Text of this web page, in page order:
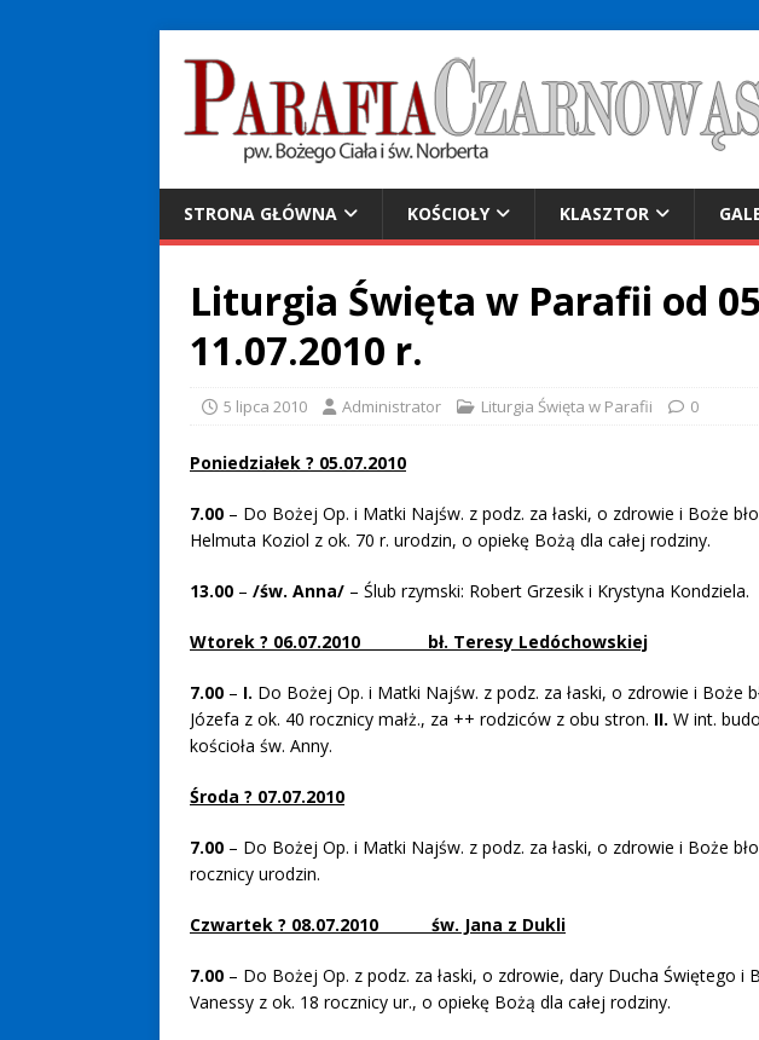
STRONA GŁÓWNA KOŚCIOŁY KLASZTOR
Liturgia Święta w Parafii od
11.07.2010 r.
5 lipca 2010 Administrator Liturgia Święta w Parafii 0
Poniedziałek ? 05.07.2010
7.00 – Do Bożej Op. i Matki Najśw. z podz. za łaski, o zdrowie i Boże
Helmuta Koziol z ok. 70 r. urodzin, o opiekę Bożą dla całej rodziny.
13.00 – /św. Anna/ – Ślub rzymski: Robert Grzesik i Krystyna Kondziela.
Wtorek ? 06.07.2010 bł. Teresy Ledóchowskiej
7.00 – I. Do Bożej Op. i Matki Najśw. z podz. za łaski, o zdrowie i Boże
Józefa z ok. 40 rocznicy małż., za ++ rodziców z obu stron. II. W int.
kościoła św. Anny.
Środa ? 07.07.2010
7.00 – Do Bożej Op. i Matki Najśw. z podz. za łaski, o zdrowie i Boże
rocznicy urodzin.
Czwartek ? 08.07.2010 św. Jana z Dukli
7.00 – Do Bożej Op. z podz. za łaski, o zdrowie, dary Ducha Świętego i
Vanessy z ok. 18 rocznicy ur., o opiekę Bożą dla całej rodziny.